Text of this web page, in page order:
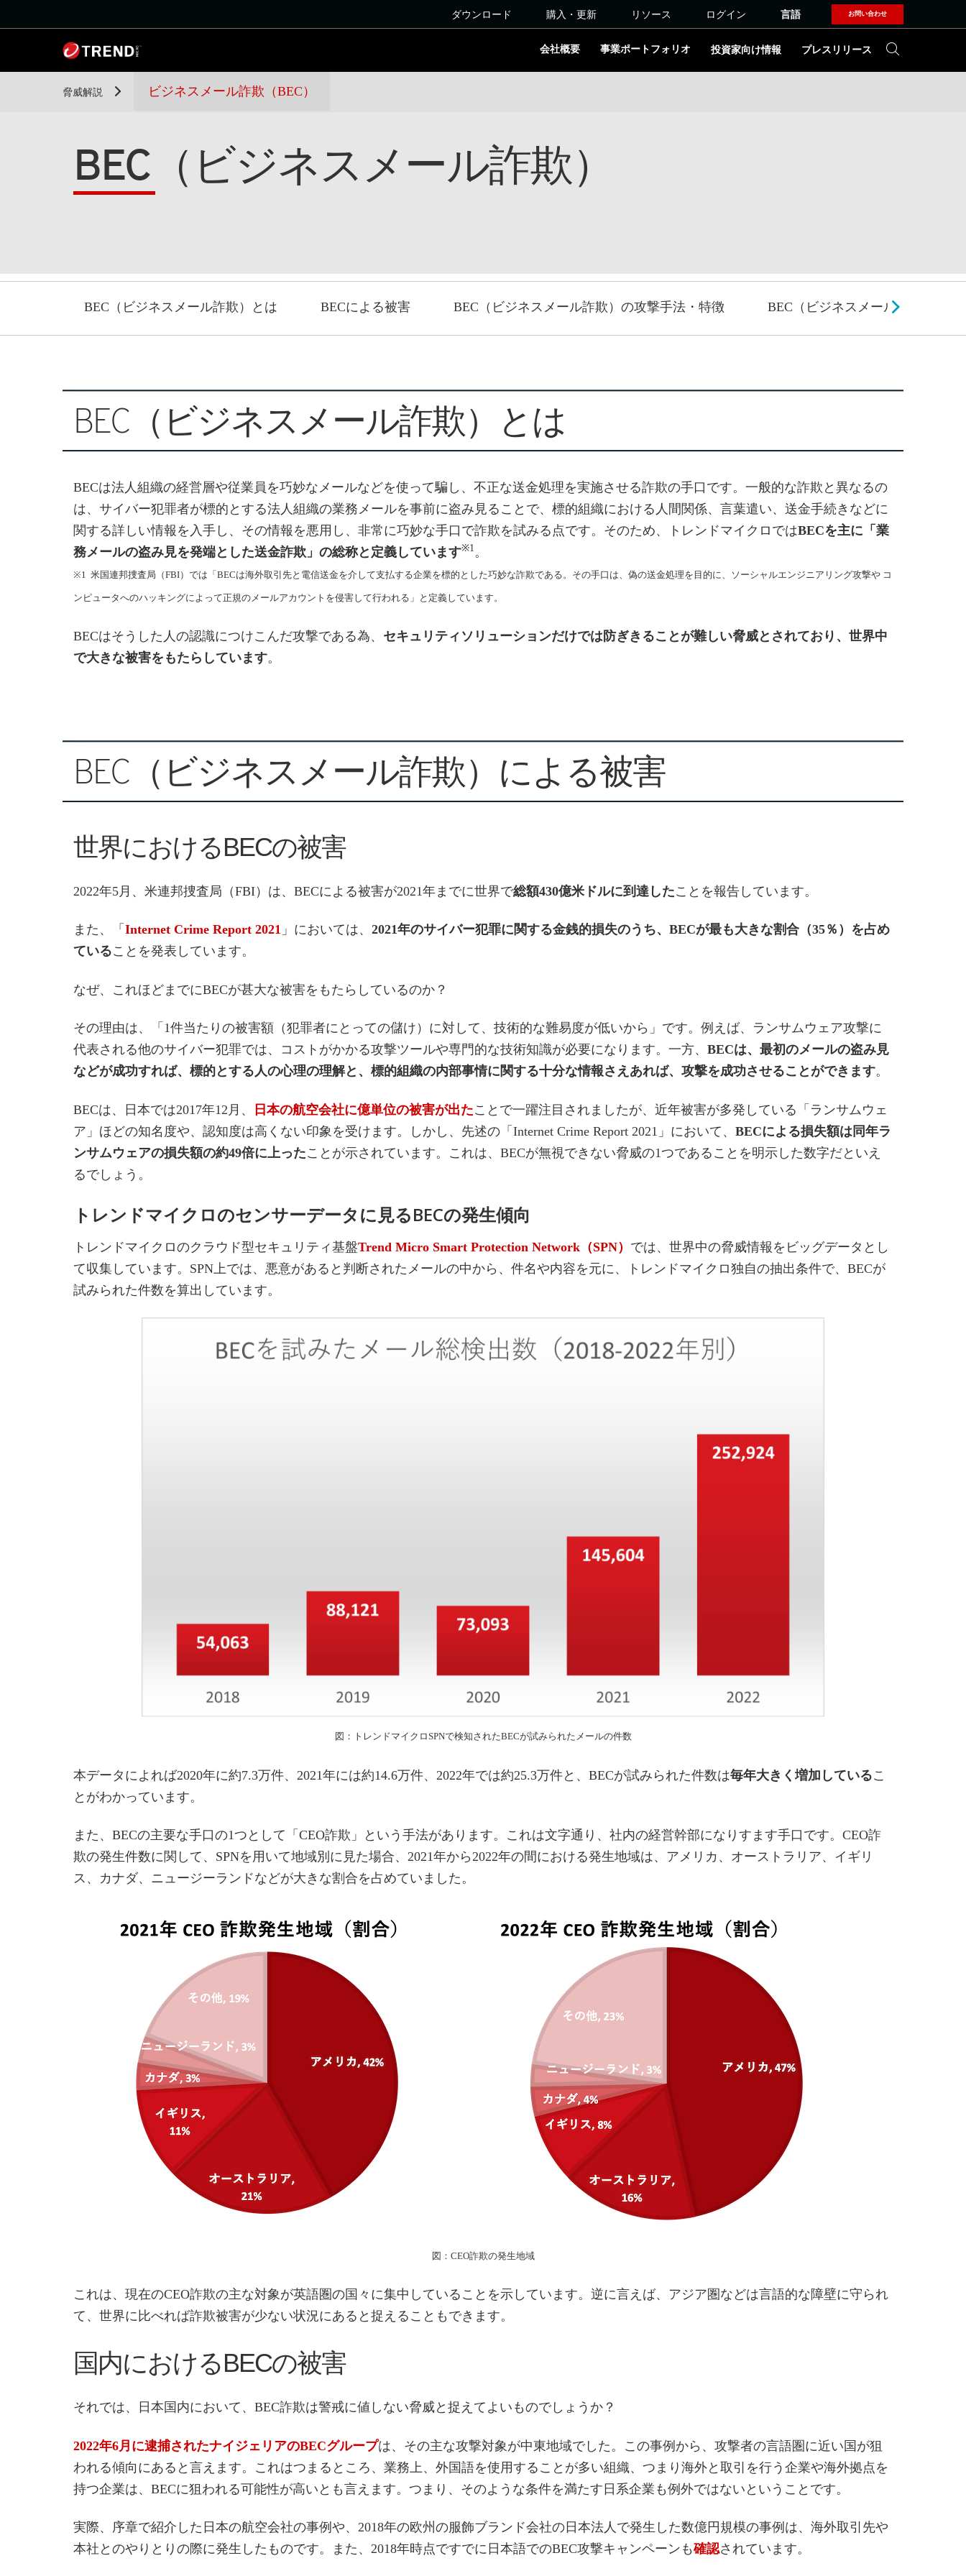
ダウンロード 購入・更新 リソース ログイン 言語 お問い合わせ
会社概要 事業ポートフォリオ 投資家向け情報 プレスリリース
脅威解説 ビジネスメール詐欺（BEC）
BEC（ビジネスメール詐欺）
BEC（ビジネスメール詐欺）とは BECによる被害 BEC（ビジネスメール詐欺）の攻撃手法・特徴 BEC（ビジネスメール詐欺）への
BEC（ビジネスメール詐欺）とは
BECは法人組織の経営層や従業員を巧妙なメールなどを使って騙し、不正な送金処理を実施させる詐欺の手口です。一般的な詐欺と異なるの
は、サイバー犯罪者が標的とする法人組織の業務メールを事前に盗み見ることで、標的組織における人間関係、言葉遣い、送金手続きなどに
関する詳しい情報を入手し、その情報を悪用し、非常に巧妙な手口で詐欺を試みる点です。そのため、トレンドマイクロではBECを主に「業
務メールの盗み見を発端とした送金詐欺」の総称と定義しています※1 。
※1 米国連邦捜査局（FBI）では「BECは海外取引先と電信送金を介して支払する企業を標的とした巧妙な詐欺である。その手口は、偽の送金処理を目的に、ソーシャルエンジニアリング攻撃や コ
ンピュータへのハッキングによって正規のメールアカウントを侵害して行われる」と定義しています。
BECはそうした人の認識につけこんだ攻撃である為、 セキュリティソリューションだけでは防ぎきることが難しい脅威とされており、世界中
で大きな被害をもたらしています。
BEC（ビジネスメール詐欺）による被害
世界におけるBECの被害
2022年5月、米連邦捜査局（FBI）は、BECによる被害が2021年までに世界で総額430億米ドルに到達したことを報告しています。
また、「 Internet Crime Report 2021 」においては、 2021年のサイバー犯罪に関する金銭的損失のうち、BECが最も大きな割合（35％）を占め
ていることを発表しています。
なぜ、これほどまでにBECが甚大な被害をもたらしているのか？
その理由は、「1件当たりの被害額（犯罪者にとっての儲け）に対して、技術的な難易度が低いから」です。例えば、ランサムウェア攻撃に
代表される他のサイバー犯罪では、コストがかかる攻撃ツールや専門的な技術知識が必要になります。一方、 BECは、最初のメールの盗み見
などが成功すれば、標的とする人の心理の理解と、標的組織の内部事情に関する十分な情報さえあれば、攻撃を成功させることができます。
BECは、日本では2017年12月、 日本の航空会社に億単位の被害が出たことで一躍注目されましたが、近年被害が多発している「ランサムウェ
ア」ほどの知名度や、認知度は高くない印象を受けます。しかし、先述の「Internet Crime Report 2021」において、 BECによる損失額は同年ラ
ンサムウェアの損失額の約49倍に上ったことが示されています。これは、BECが無視できない脅威の1つであることを明示した数字だといえ
るでしょう。
トレンドマイクロのセンサーデータに見るBECの発生傾向
トレンドマイクロのクラウド型セキュリティ基盤Trend Micro Smart Protection Network（SPN） では、世界中の脅威情報をビッグデータとし
て収集しています。SPN上では、悪意があると判断されたメールの中から、件名や内容を元に、トレンドマイクロ独自の抽出条件で、BECが
試みられた件数を算出しています。
図：トレンドマイクロSPNで検知されたBECが試みられたメールの件数
本データによれば2020年に約7.3万件、2021年には約14.6万件、2022年では約25.3万件と、BECが試みられた件数は毎年大きく増加しているこ
とがわかっています。
また、BECの主要な手口の1つとして「CEO詐欺」という手法があります。これは文字通り、社内の経営幹部になりすます手口です。CEO詐
欺の発生件数に関して、SPNを用いて地域別に見た場合、2021年から2022年の間における発生地域は、アメリカ、オーストラリア、イギリ
ス、カナダ、ニュージーランドなどが大きな割合を占めていました。
図：CEO詐欺の発生地域
これは、現在のCEO詐欺の主な対象が英語圏の国々に集中していることを示しています。逆に言えば、アジア圏などは言語的な障壁に守られ
て、世界に比べれば詐欺被害が少ない状況にあると捉えることもできます。
国内におけるBECの被害
それでは、日本国内において、BEC詐欺は警戒に値しない脅威と捉えてよいものでしょうか？
2022年6月に逮捕されたナイジェリアのBECグループは、その主な攻撃対象が中東地域でした。この事例から、攻撃者の言語圏に近い国が狙
われる傾向にあると言えます。これはつまるところ、業務上、外国語を使用することが多い組織、つまり海外と取引を行う企業や海外拠点を
持つ企業は、BECに狙われる可能性が高いとも言えます。つまり、そのような条件を満たす日系企業も例外ではないということです。
実際、序章で紹介した日本の航空会社の事例や、2018年の欧州の服飾ブランド会社の日本法人で発生した数億円規模の事例は、海外取引先や
本社とのやりとりの際に発生したものです。また、2018年時点ですでに日本語でのBEC攻撃キャンペーンも確認されています。